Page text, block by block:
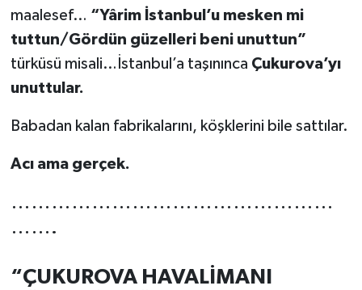
maalesef… “Yârim İstanbul’u mesken mi
tuttun/Gördün güzelleri beni unuttun”
türküsü misali…İstanbul’a taşınınca Çukurova’yı
unuttular.
Babadan kalan fabrikalarını, köşklerini bile sattılar.
Acı ama gerçek.
…………………………………………
…….
“ÇUKUROVA HAVALİMANI